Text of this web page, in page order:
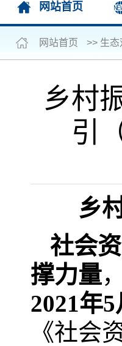
网站首页
网站首页 >> 生态
乡村
引
乡
社会
撑力量
2021年5
《社会